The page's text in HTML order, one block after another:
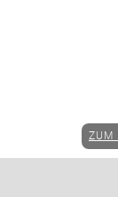
ZUM